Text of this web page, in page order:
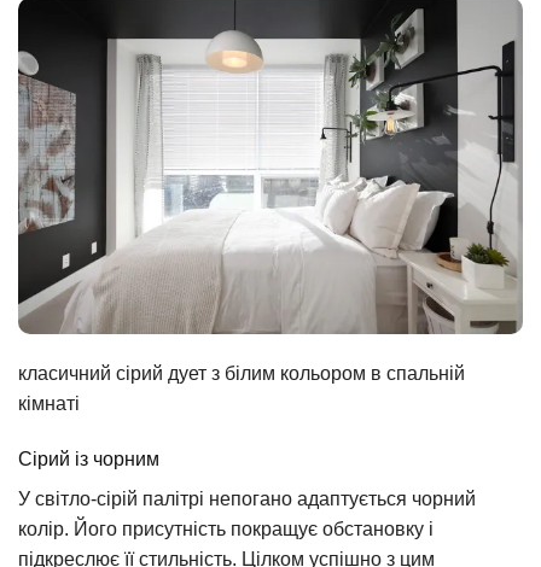
класичний сірий дует з білим кольором в спальній
кімнаті
Сірий із чорним
У світло-сірій палітрі непогано адаптується чорний
колір. Його присутність покращує обстановку і
підкреслює її стильність. Цілком успішно з цим